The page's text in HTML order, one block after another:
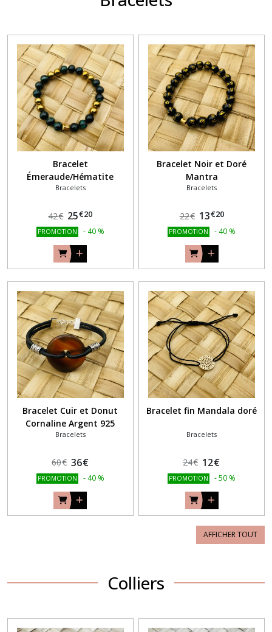
Bracelet
Émeraude/Hématite
Bracelets
42€ 25€20
PROMOTION - 40 %
Bracelet Noir et Doré
Mantra
Bracelets
22€ 13€20
PROMOTION - 40 %
Bracelet Cuir et Donut
Cornaline Argent 925
Bracelets
60€ 36€
PROMOTION - 40 %
Bracelet fin Mandala doré
Bracelets
24€ 12€
PROMOTION -50 %
AFFICHER TOUT
Colliers